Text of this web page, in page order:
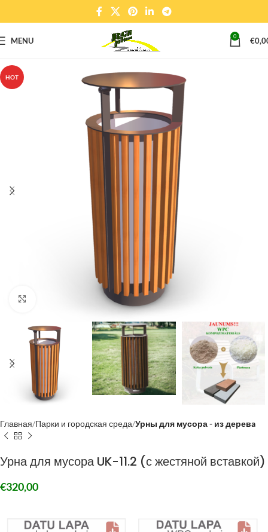
MENU 0 €
HOT
Главная Парки и городская среда Урны для мусора - из деревa
Урна для мусора UK-11.2 (с жестяной вставкой)
€320,00